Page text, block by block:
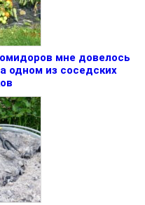
мне довелось
одном из соседских